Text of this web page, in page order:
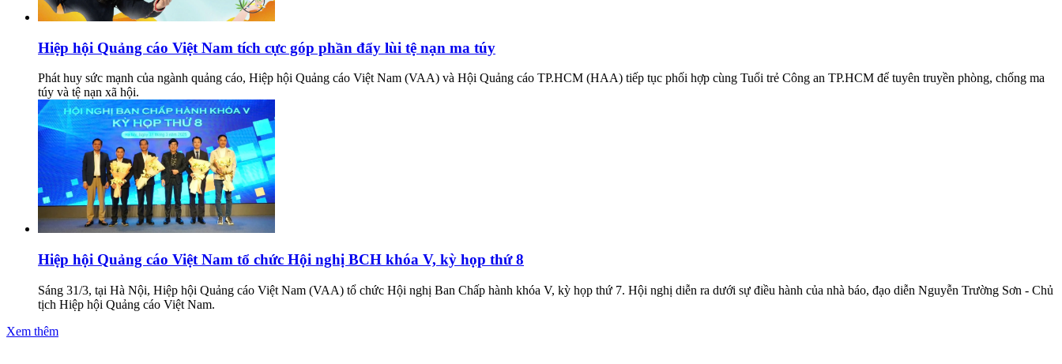
Hiệp hội Quảng cáo Việt Nam tích cực góp phần đẩy lùi tệ nạn ma túy
Phát huy sức mạnh của ngành quảng cáo, Hiệp hội Quảng cáo Việt Nam (VAA) và Hội Quảng cáo TP.HCM (HAA) tiếp tục phối hợp cùng Tuổi trẻ Công an TP.HCM để tuyên truyền phòng, chống ma
túy và tệ nạn xã hội.
Hiệp hội Quảng cáo Việt Nam tổ chức Hội nghị BCH khóa V, kỳ họp thứ 8
Sáng 31/3, tại Hà Nội, Hiệp hội Quảng cáo Việt Nam (VAA) tổ chức Hội nghị Ban Chấp hành khóa V, kỳ họp thứ 7. Hội nghị diễn ra dưới sự điều hành của nhà báo, đạo diễn Nguyễn Trường Sơn - Chủ
tịch Hiệp hội Quảng cáo Việt Nam.
Xem thêm